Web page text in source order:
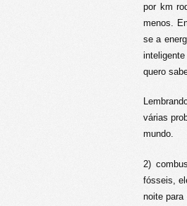
por km
menos.
se a
quero
várias
mundo.
2)
fósseis,
noite